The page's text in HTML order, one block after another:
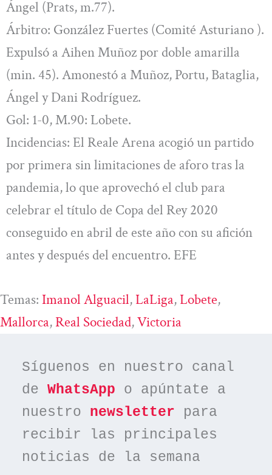
Ángel (Prats, m.77).
Árbitro: González Fuertes (Comité Asturiano ).
Expulsó a Aihen Muñoz por doble amarilla
(min. 45). Amonestó a Muñoz, Portu, Bataglia,
Ángel y Dani Rodríguez.
Gol: 1-0, M.90: Lobete.
Incidencias: El Reale Arena acogió un partido
por primera sin limitaciones de aforo tras la
pandemia, lo que aprovechó el club para
celebrar el título de Copa del Rey 2020
conseguido en abril de este año con su afición
antes y después del encuentro. EFE
Temas: Imanol Alguacil, LaLiga, Lobete
Mallorca, Real Sociedad, Victoria
Síguenos en nuestro canal
de WhatsApp o apúntate a
nuestro newsletter para
recibir las principales
noticias de la semana